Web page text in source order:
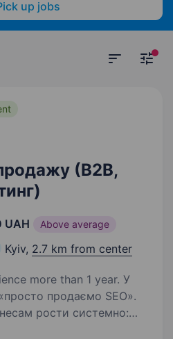
up jobs
(В2В,
UAH Above average
Kyiv, 2.7 km from center
more than 1 year. У
продаємо SEO».
рости системно: